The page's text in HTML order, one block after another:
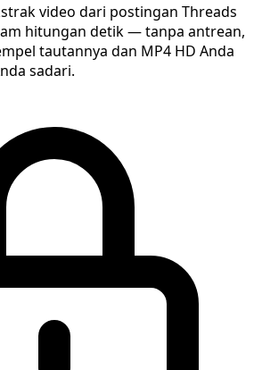
video dari postingan Threads
hitungan detik — tanpa antrean,
tautannya dan MP4 HD Anda
sadari.